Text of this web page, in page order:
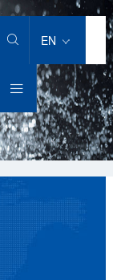
 EN
